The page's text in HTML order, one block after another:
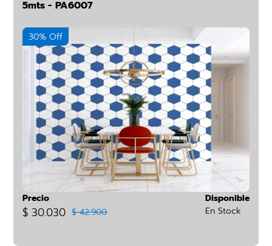
5mts - PA6007
30% Off
Precio
$ 30.030 $ 42.900
Disponible
En Stock